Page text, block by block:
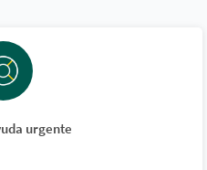
urgente